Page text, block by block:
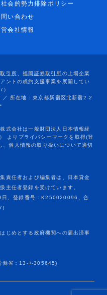
社会的勢力排除ポリシー
問い合わせ
会社情報
責任者および編集者は、日本貸金
主任者登録を受けています。
日、登録番号：K250020096、合
じめとする政府機関への届出済事
働省：13-ﾕ-305645)